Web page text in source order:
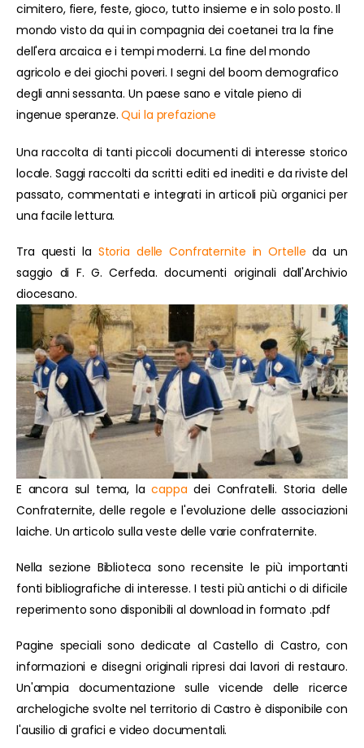
cimitero, fiere, feste, gioco, tutto insieme e in solo posto. Il
mondo visto da qui in compagnia dei coetanei tra la fine
dell'era arcaica e i tempi moderni. La fine del mondo
agricolo e dei giochi poveri. I segni del boom demografico
degli anni sessanta. Un paese sano e vitale pieno di
ingenue speranze.Qui la prefazione
Una raccolta di tanti piccoli documenti di interesse storico
locale. Saggi raccolti da scritti editi ed inediti e da riviste del
passato, commentati e integrati in articoli più organici per
una facile lettura.
Tra questi la Storia delle Confraternite in Ortelle da un
saggio di F. G. Cerfeda. documenti originali dall'Archivio
diocesano.
E ancora sul tema, lacappa dei Confratelli. Storia delle
Confraternite, delle regole e l'evoluzione delle associazioni
laiche. Un articolo sulla veste delle varie confraternite.
Nella sezione Biblioteca sono recensite le più importanti
fonti bibliografiche di interesse. I testi più antichi o di dificile
reperimento sono disponibili al download in formato .pdf
Pagine speciali sono dedicate al Castello di Castro, con
informazioni e disegni originali ripresi dai lavori di restauro.
Un'ampia documentazione sulle vicende delle ricerce
archelogiche svolte nel territorio di Castro è disponibile con
l'ausilio di grafici e video documentali.